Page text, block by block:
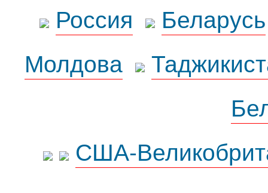
Россия
Беларусь
Молдова
США-